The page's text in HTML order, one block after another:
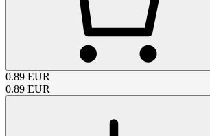
0.89 EUR
0.89 EUR